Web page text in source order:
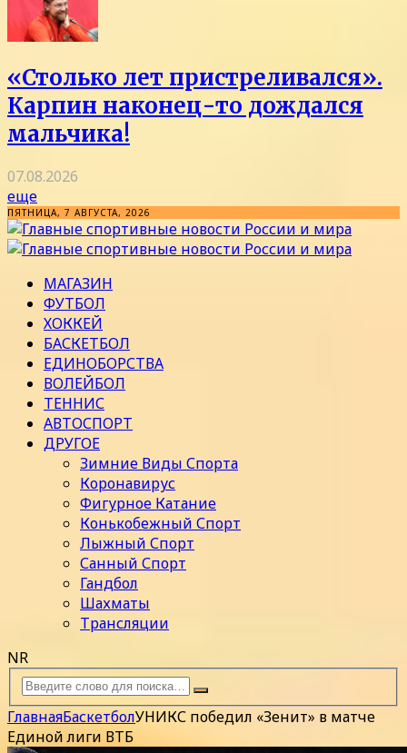
«Столько лет пристреливался».
Карпин наконец-то дождался
мальчика!
07.08.2026
еще
ПЯТНИЦА, 7 АВГУСТА, 2026
МАГАЗИН
ФУТБОЛ
ХОККЕЙ
БАСКЕТБОЛ
ЕДИНОБОРСТВА
ВОЛЕЙБОЛ
ТЕННИС
АВТОСПОРТ
ДРУГОЕ
Зимние Виды Спорта
Коронавирус
Фигурное Катание
Конькобежный Спорт
Лыжный Спорт
Санный Спорт
Гандбол
Шахматы
Трансляции
NR
ГлавнаяБаскетболУНИКС победил «Зенит» в матче
Единой лиги ВТБ